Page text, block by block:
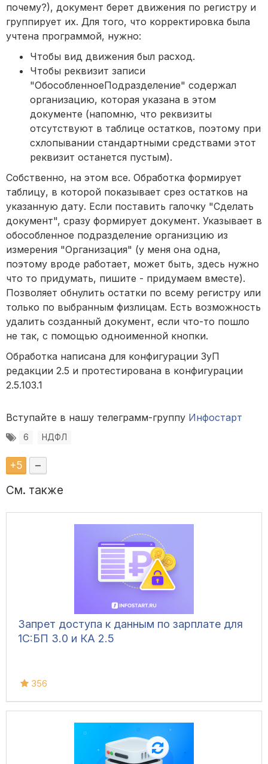
почему?), документ берет движения по регистру и
группирует их. Для того, что корректировка была
учтена программой, нужно:
Чтобы вид движения был расход.
Чтобы реквизит записи
"ОбособленноеПодразделение" содержал
организацию, которая указана в этом
документе (напомню, что реквизиты
отсутствуют в таблице остатков, поэтому при
схлопывании стандартными средствами этот
реквизит останется пустым).
Собственно, на этом все. Обработка формирует
таблицу, в которой показывает срез остатков на
указанную дату. Если поставить галочку "Сделать
документ", сразу формирует документ. Указывает в
обособленное подразделение организцию из
измерения "Организация" (у меня она одна,
поэтому вроде работает, может быть, здесь нужно
что то придумать, пишите - придумаем вместе).
Позволяет обнулить остатки по всему регистру или
только по выбранным физлицам. Есть возможность
удалить созданный документ, если что-то пошло
не так, с помощью одноименной кнопки.
Обработка написана для конфигурации ЗуП
редакции 2.5 и протестирована в конфигурации
2.5.103.1
Вступайте в нашу телеграмм-группу Инфостарт
6 НДФЛ
+5 –
См. также
Запрет доступа к данным по зарплате для
1C:БП 3.0 и КА 2.5
356